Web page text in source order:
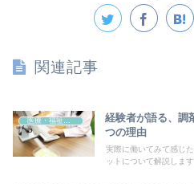
関連記事
医療・福祉系資格
経験者が語る、調
つの理由
実際に働いてみて感じ
ットについて解説します